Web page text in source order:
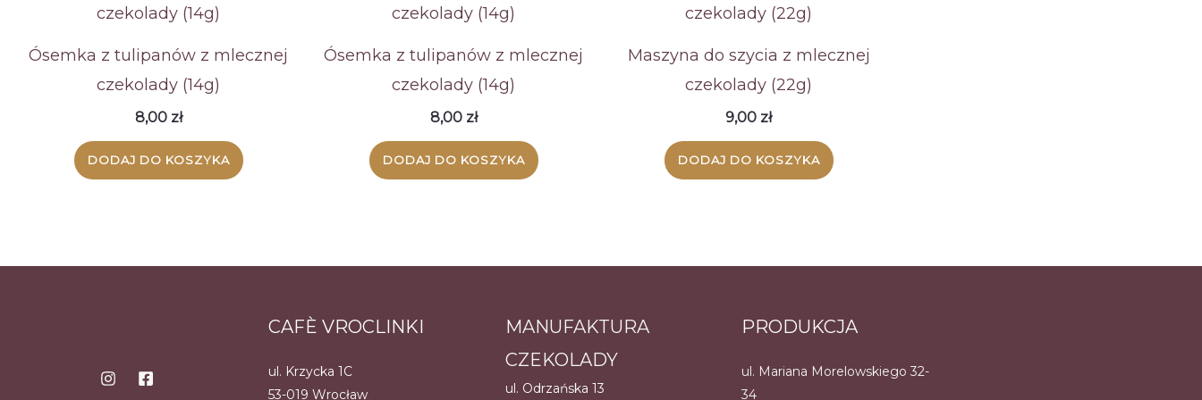
Ósemka z tulipanów z mlecznej
czekolady (14g)
8,00 zł
DODAJ DO KOSZYKA
Ósemka z tulipanów z mlecznej
czekolady (14g)
8,00 zł
DODAJ DO KOSZYKA
Maszyna do szycia z mlecznej
czekolady (22g)
9,00 zł
DODAJ DO KOSZYKA
CAFÈ VROCLINKI
ul. Krzycka 1C
53-019 Wrocław
MANUFAKTURA
CZEKOLADY
ul. Odrzańska 13
PRODUKCJA
ul. Mariana Morelowskiego 32-
34